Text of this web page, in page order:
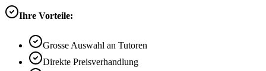
Ihre Vorteile:
Grosse Auswahl an Tutoren
Direkte Preisverhandlung